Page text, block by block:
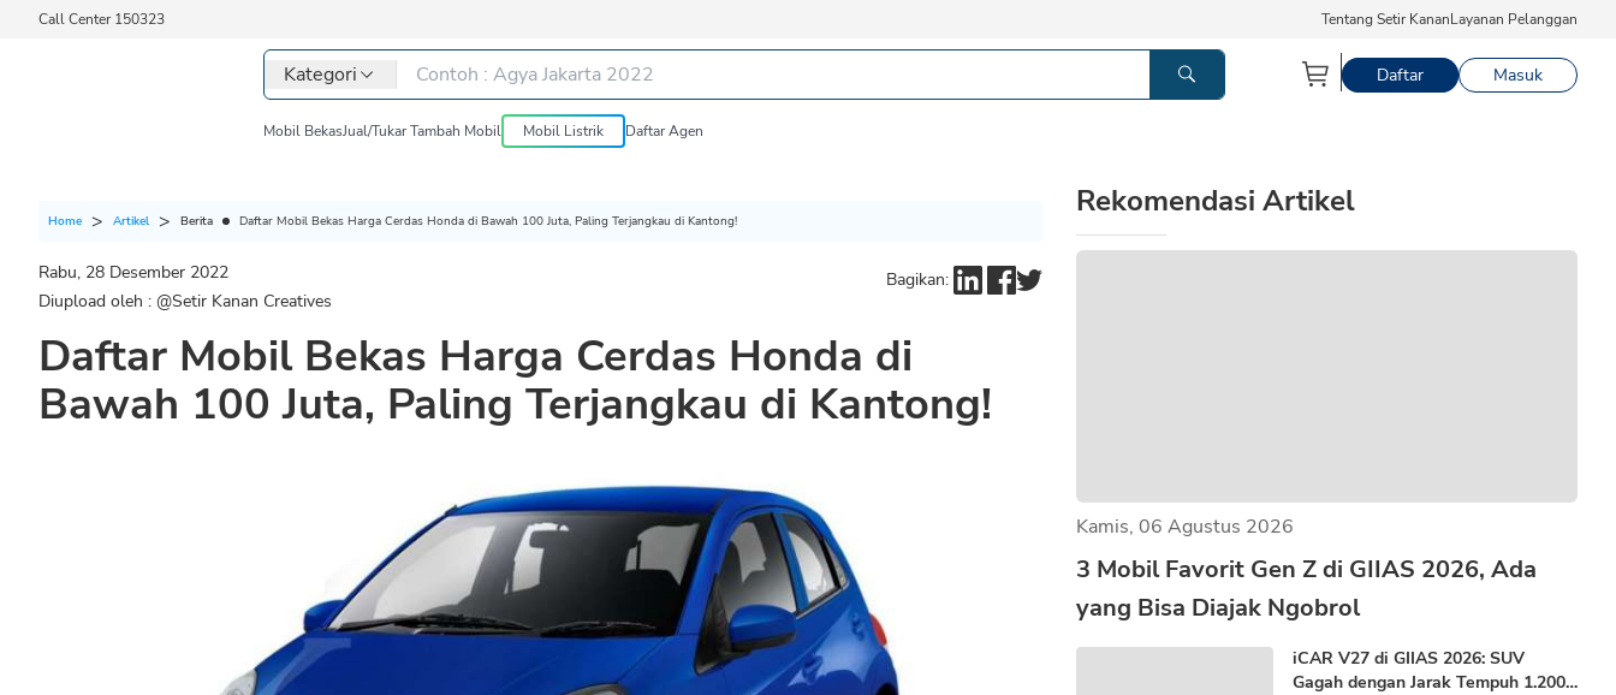
Call Center 150323 Tentang Setir KananLayanan Pelanggan
Kategori Daftar Masuk
Mobil BekasJual/Tukar Tambah Mobil Mobil Listrik Daftar Agen
Home Artikel Berita Daftar Mobil Bekas Harga Cerdas Honda di Bawah 100 Juta, Paling Terjangkau di Kantong!
Rabu, 28 Desember 2022
Diupload oleh : @Setir Kanan Creatives
Bagikan:
Daftar Mobil Bekas Harga Cerdas Honda di
Bawah 100 Juta, Paling Terjangkau di Kantong!
Rekomendasi Artikel
Kamis, 06 Agustus 2026
3 Mobil Favorit Gen Z di GIIAS 2026, Ada
yang Bisa Diajak Ngobrol
iCAR V27 di GIIAS 2026: SUV
Gagah dengan Jarak Tempuh 1.200